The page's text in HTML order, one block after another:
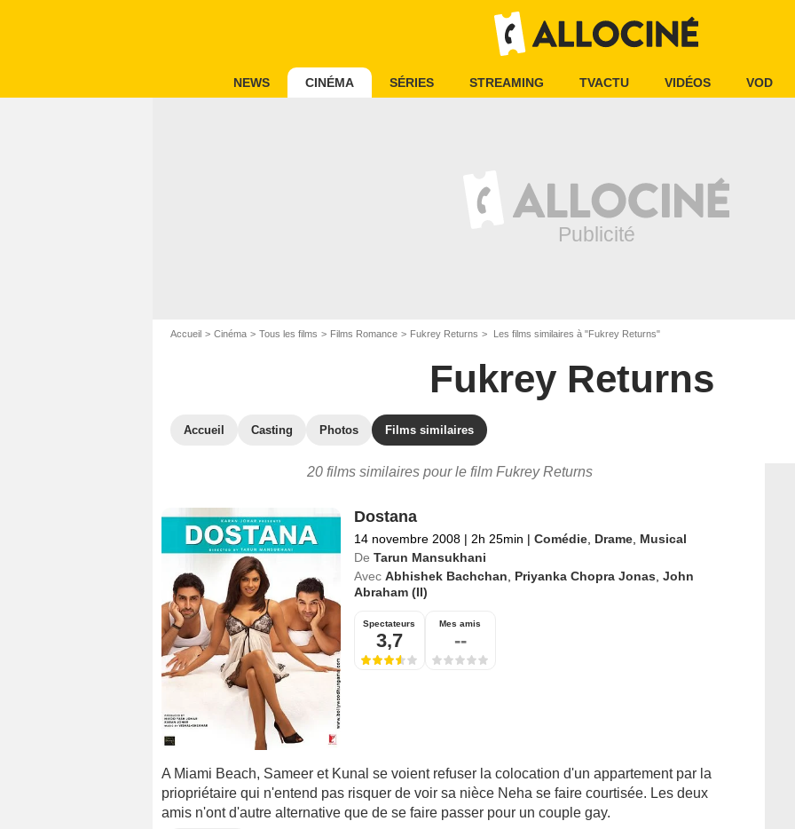
NEWS CINÉMA SÉRIES STREAMING TVACTU VIDÉOS VOD
Accueil Cinéma Tous les films Films Romance Fukrey Returns Les films similaires à "Fukrey Returns"
Fukrey Returns
Accueil Casting Photos Films similaires
20 films similaires pour le film Fukrey Returns
Dostana
14 novembre 2008 | 2h 25min | Comédie, Drame, Musical
De Tarun Mansukhani
Avec Abhishek Bachchan Priyanka Chopra Jonas John
Abraham (II)
Spectateurs
3,7
Mes amis
--
A Miami Beach, Sameer et Kunal se voient refuser la colocation d'un appartement par la
priopriétaire qui n'entend pas risquer de voir sa nièce Neha se faire courtisée. Les deux
amis n'ont d'autre alternative que de se faire passer pour un couple gay.